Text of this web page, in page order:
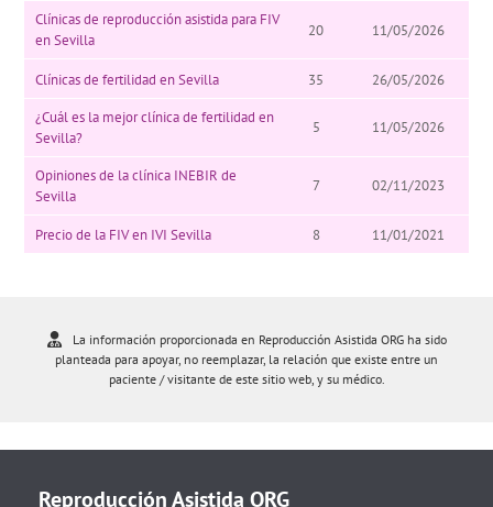
Clínicas de reproducción asistida para FIV
en Sevilla
20 11/05/2026
Clínicas de fertilidad en Sevilla 35
26/05/2026
¿Cuál es la mejor clínica de fertilidad en
Sevilla?
5 11/05/2026
Opiniones de la clínica INEBIR de
Sevilla
7 02/11/2023
Precio de la FIV en IVI Sevilla 8 11/01/2021
La información proporcionada en Reproducción Asistida ORG ha sido
planteada para apoyar, no reemplazar, la relación que existe entre un
paciente / visitante de este sitio web, y su médico.
Reproducción Asistida ORG